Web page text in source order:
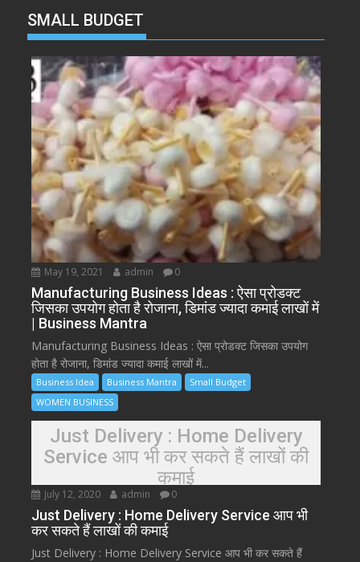
SMALL BUDGET
May 19, 2021 admin 0
Manufacturing Business Ideas : ऐसा प्रोडक्ट
जिसका उपयोग होता है रोजाना, डिमांड ज्यादा कमाई लाखों में
| Business Mantra
Manufacturing Business Ideas : ऐसा प्रोडक्ट जिसका उपयोग
होता है रोजाना, डिमांड ज्यादा कमाई लाखों में...
Business Idea Business Mantra
Small Budget
WOMEN BUSINESS
Just Delivery : Home Delivery
Service आप भी कर सकते हैं लाखों की
कमाई
July 12, 2020 admin 0
Just Delivery : Home Delivery Service आप भी
कर सकते हैं लाखों की कमाई
Just Delivery : Home Delivery Service आप भी कर सकते हैं